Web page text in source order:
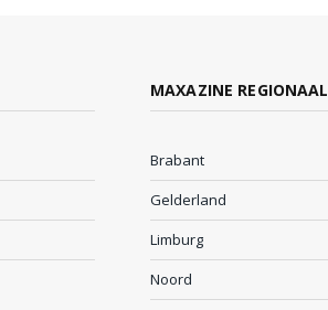
MAXAZINE REGIONAAL
Brabant
Gelderland
Limburg
Noord